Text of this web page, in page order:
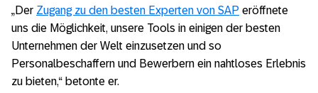
„Der Zugang zu den besten Experten von SAP eröffnete
uns die Möglichkeit, unsere Tools in einigen der besten
Unternehmen der Welt einzusetzen und so
Personalbeschaffern und Bewerbern ein nahtloses Erlebnis
zu bieten,“ betonte er.